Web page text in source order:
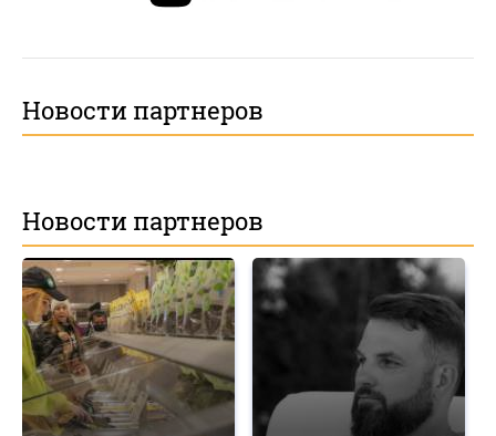
Новости партнеров
Новости партнеров